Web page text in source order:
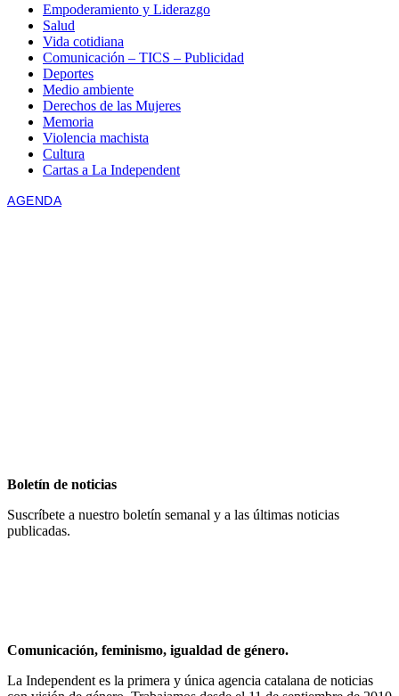
Empoderamiento y Liderazgo
Salud
Vida cotidiana
Comunicación – TICS – Publicidad
Deportes
Medio ambiente
Derechos de las Mujeres
Memoria
Violencia machista
Cultura
Cartas a La Independent
AGENDA
Boletín de noticias
Suscríbete a nuestro boletín semanal y a las últimas noticias
publicadas.
Comunicación, feminismo, igualdad de género.
La Independent es la primera y única agencia catalana de noticias